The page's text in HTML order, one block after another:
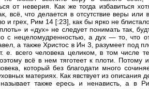
от неверия. Как же тогда избавиться
всё, что делается в отсутствие веры или
и грех, Рим 14 [:23], как бы ярко не
и «дух» не следует понимать так,
с нецеломудренностью, а дух — то, что
а также Христос в Ин 3, разумеет под
е. всего человека целиком, в том числе
всё в нем тяготеет к плоти. Потому
который без благодати много
материях. Как явствует из описания
также ересь и ненависть, а в